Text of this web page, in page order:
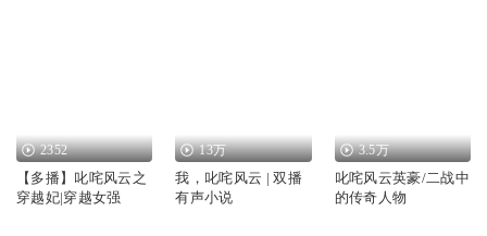
2352
【多播】叱咤风云之
穿越妃|穿越女强
13万
我，叱咤风云 | 双播
有声小说
3.5万
叱咤风云英豪/二战中
的传奇人物